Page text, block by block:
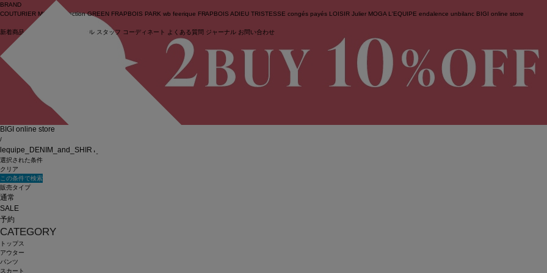
ログイン
BRAND
COUTURIER MOGA Collection GREEN FRAPBOIS PARK wb feerique FRAPBOIS ADIEU TRISTESSE congés payés LOISIR Julier MOGA L'EQUIPE endalence unbilanc BIGI online store
新着商品 (ライブ) セール スタッフ コーディネート よくある質問 ジャーナル お問い合わせ
BIGI online store
/
lequipe_DENIM_and_SHIRT_4
選択された条件
クリア
この条件で検索
販売タイプ
通常
SALE
予約
CATEGORY
トップス
アウター
パンツ
スカート